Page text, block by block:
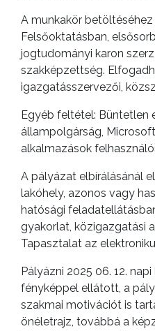
KÖLTSÉGVETÉSI
RENDELETEK
AZ
ÉPÜLŐ
VÁROS
A munkakör
Felsőoktatásban,
jogtudományi karon
szakképzettség.
igazgatásszervezői,
Egyéb feltétel: Büntetlen
állampolgárság,
alkalmazások
A pályázat elbírálásánál
lakóhely, azonos vagy
hatósági
gyakorlat, közigazgatási
Tapasztalat az
Pályázni 2025 06. 12.
fényképpel ellátott, a
szakmai motivációt is
önéletrajz, továbbá a